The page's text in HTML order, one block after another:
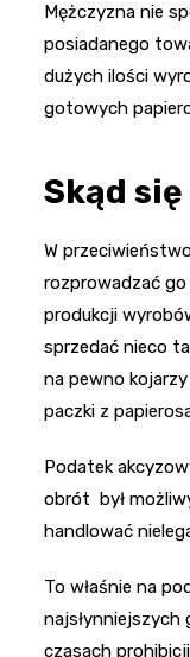
Mężczyzna nie
posiadanego
dużych ilości
gotowych
Skąd
W
rozprowadzać
produkcji
sprzedać nieco
na pewno
paczki z
Podatek
obrót był
handlować
To właśnie na
najsłynniejszych
czasach